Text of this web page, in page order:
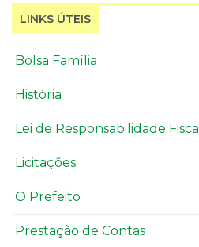
LINKS ÚTEIS
Bolsa Família
História
Lei de Responsabilidade Fiscal
Licitações
O Prefeito
Prestação de Contas